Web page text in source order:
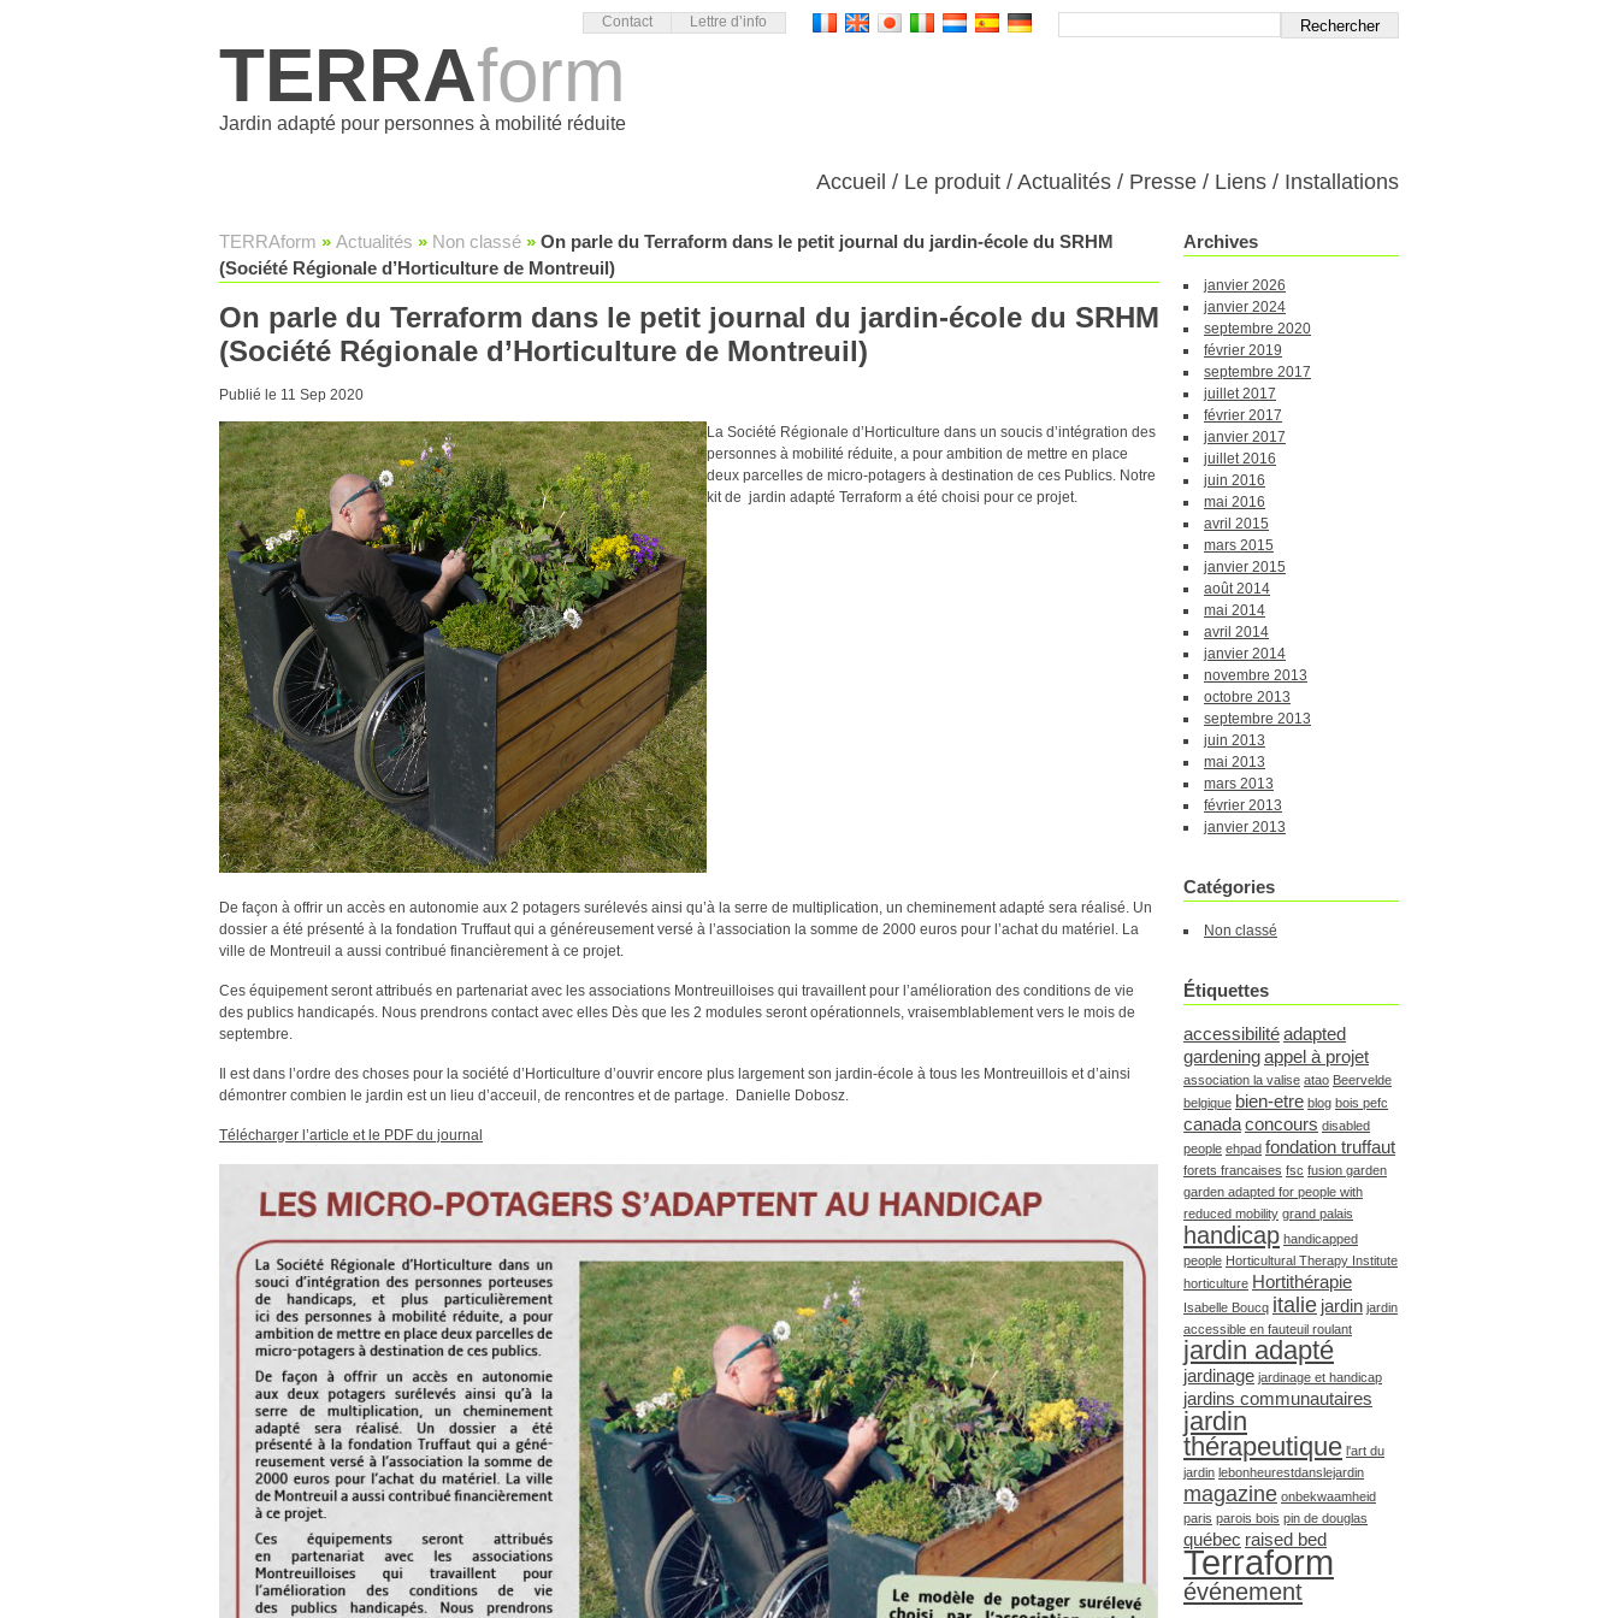
Contact Lettre d’info
TERRAform
Jardin adapté pour personnes à mobilité réduite
Accueil Le produit Actualités Presse Liens Installations
TERRAform » Actualités » Non classé » On parle du Terraform dans le petit journal du jardin-école du SRHM
(Société Régionale d’Horticulture de Montreuil)
On parle du Terraform dans le petit journal du jardin-école du SRHM
(Société Régionale d’Horticulture de Montreuil)
Publié le 11 Sep 2020
La Société Régionale d’Horticulture dans un soucis d’intégration des
personnes à mobilité réduite, a pour ambition de mettre en place
deux parcelles de micro-potagers à destination de ces Publics. Notre
kit de jardin adapté Terraform a été choisi pour ce projet.
De façon à offrir un accès en autonomie aux 2 potagers surélevés ainsi qu’à la serre de multiplication, un cheminement adapté sera réalisé. Un
dossier a été présenté à la fondation Truffaut qui a généreusement versé à l’association la somme de 2000 euros pour l’achat du matériel. La
ville de Montreuil a aussi contribué financièrement à ce projet.
Ces équipement seront attribués en partenariat avec les associations Montreuilloises qui travaillent pour l’amélioration des conditions de vie
des publics handicapés. Nous prendrons contact avec elles Dès que les 2 modules seront opérationnels, vraisemblablement vers le mois de
septembre.
Il est dans l’ordre des choses pour la société d’Horticulture d’ouvrir encore plus largement son jardin-école à tous les Montreuillois et d’ainsi
démontrer combien le jardin est un lieu d’acceuil, de rencontres et de partage. Danielle Dobosz.
Télécharger l’article et le PDF du journal
Archives
janvier 2026
janvier 2024
septembre 2020
février 2019
septembre 2017
juillet 2017
février 2017
janvier 2017
juillet 2016
juin 2016
mai 2016
avril 2015
mars 2015
janvier 2015
août 2014
mai 2014
avril 2014
janvier 2014
novembre 2013
octobre 2013
septembre 2013
juin 2013
mai 2013
mars 2013
février 2013
janvier 2013
Catégories
Non classé
Étiquettes
accessibilitéadapted
gardeningappel à projet
association la valise atao Beervelde
belgique bien-etre blog bois pefc
canadaconcours disabled
people ehpad fondation truffaut
forets francaises fsc fusion garden
garden adapted for people with
reduced mobility grand palais
handicap handicapped
people Horticultural Therapy Institute
horticulture Hortithérapie
Isabelle Boucq italie jardin jardin
accessible en fauteuil roulant
jardin adapté
jardinage jardinage et handicap
jardins communautaires
jardin
thérapeutique l'art du
jardin lebonheurestdanslejardin
magazine onbekwaamheid
paris parois bois pin de douglas
québec raised bed
Terraform
événement